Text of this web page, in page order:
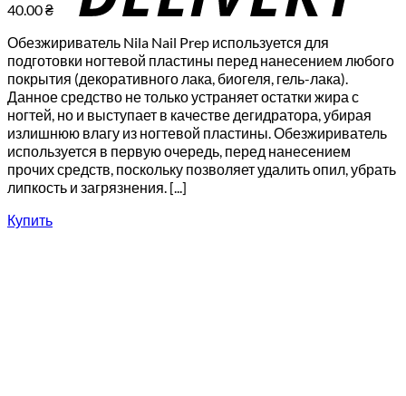
40.00₴
Обезжириватель Nila Nail Prep используется для
подготовки ногтевой пластины перед нанесением любого
покрытия (декоративного лака, биогеля, гель-лака).
Данное средство не только устраняет остатки жира с
ногтей, но и выступает в качестве дегидратора, убирая
излишнюю влагу из ногтевой пластины. Обезжириватель
используется в первую очередь, перед нанесением
прочих средств, поскольку позволяет удалить опил, убрать
липкость и загрязнения. [...]
Купить